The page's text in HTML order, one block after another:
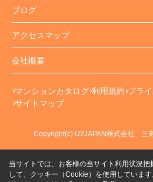
ブログ
アクセスマップ
会社概要
マンションカタログ 利用規約 プラ
サイトマップ
Copyright(c) U2JAPAN株式会社 三
当サイトでは、お客様の当サイト利用状況把
して、クッキー（Cookie）を使用しています